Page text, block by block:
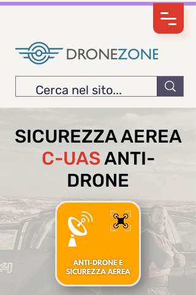
SICUREZZA AEREA
C-UASANTI-
DRONE